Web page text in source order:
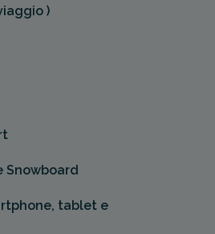
)
Snowboard
tablet e